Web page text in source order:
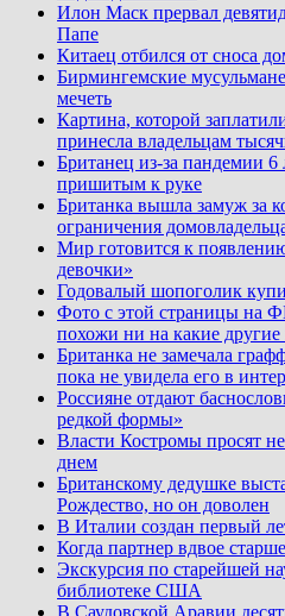
Илон Маск прервал
Папе
Китаец отбился от сноса
Бирмингемские
мечеть
Картина, которой
принесла владельцам
Британец из-за пандемии
пришитым к руке
Британка вышла замуж за
ограничения
Мир готовится к
девочки»
Годовалый шопоголик
Фото с этой страницы на
похожи ни на какие
Британка не замечала
пока не увидела его в
Россияне отдают
редкой формы»
Власти Костромы просят
днем
Британскому дедушке
Рождество, но он доволен
В Италии создан первый
Когда партнер вдвое
Экскурсия по старейшей
библиотеке США
В Саудовской Аравии